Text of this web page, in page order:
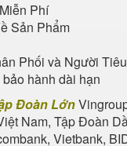
Phí
Sản Phẩm
Phối và Người
hành dài hạn
Đoàn Lớn
Nam, Tập Đoàn
Vietbank,